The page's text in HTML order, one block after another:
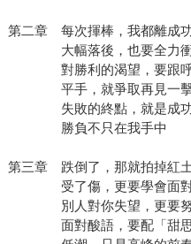
第二章 每次揮棒，我都離成
大幅落後，也要全力衝
對勝利的渴望，要跟呼
平手，就爭取再見一擊
失敗的終點，就是成功
勝負不只在我手中
第三章 跌倒了，那就拍掉紅
受了傷，更要學會面
別人對你失望，更要努
面對酸語，要配「甜思